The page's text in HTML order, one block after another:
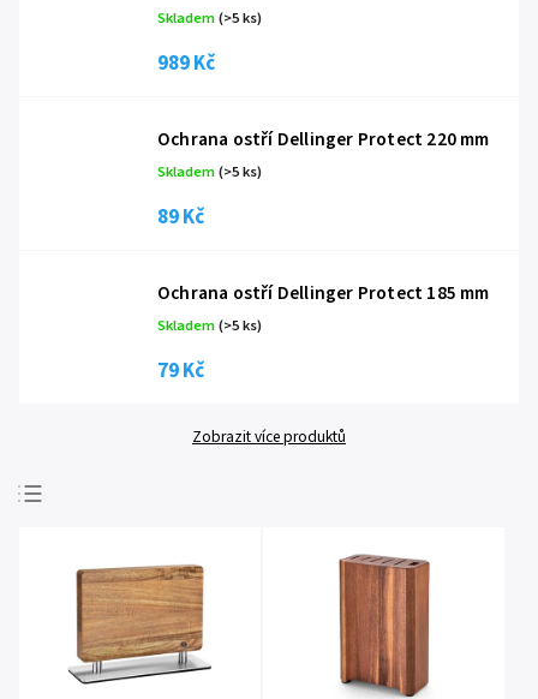
Skladem(>5 ks)
989 Kč
Ochrana ostří Dellinger Protect 220 mm
Skladem(>5 ks)
89 Kč
Ochrana ostří Dellinger Protect 185 mm
Skladem(>5 ks)
79 Kč
Zobrazit více produktů
Nejlevnější
Nejdražší
Abecedně